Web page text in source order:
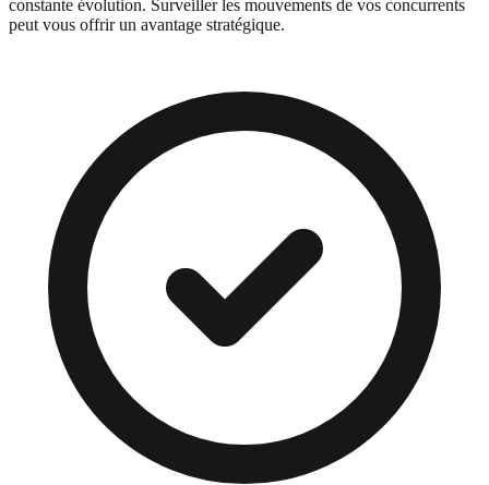
constante évolution. Surveiller les mouvements de vos concurrents
peut vous offrir un avantage stratégique.